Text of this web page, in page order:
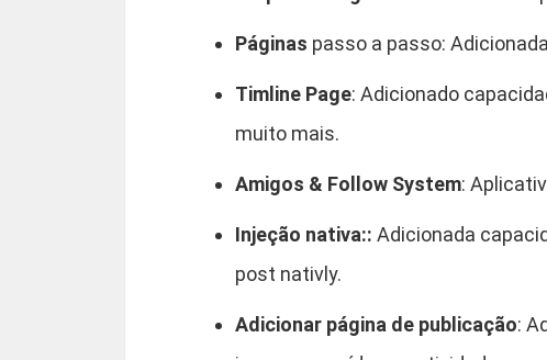
Páginas passo a passo:
Timline Page: Adicionado
muito mais.
Amigos & Follow System:
Injeção nativa:: Adicionada
post nativly.
Adicionar página de publicação: